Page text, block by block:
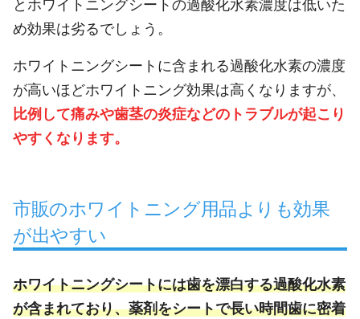
とホワイトニングシートの過酸化水素濃度は低いた
め効果は劣るでしょう。
ホワイトニングシートに含まれる過酸化水素の濃度
が高いほどホワイトニング効果は高くなりますが、
比例して痛みや歯茎の炎症などのトラブルが起こり
やすくなります。
市販のホワイトニング用品よりも効果
が出やすい
ホワイトニングシートには歯を漂白する過酸化水素
が含まれており、薬剤をシートで長い時間歯に密着